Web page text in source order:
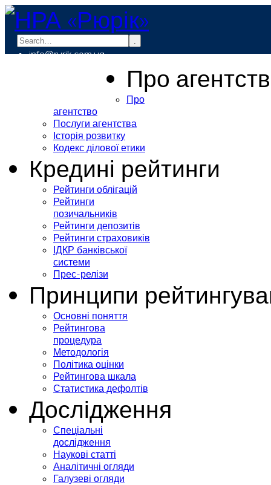
.
info@rurik.com.ua
Про
Про
агентство
Послуги агентства
Історія розвитку
Кодекс ділової етики
Кредині рейтинги
Рейтинги облігацій
Рейтинги
позичальників
Рейтинги депозитів
Рейтинги страховиків
ІДКР банківської
системи
Прес-релізи
Принципи
Основні поняття
Рейтингова
процедура
Методологія
Політика оцінки
Рейтингова шкала
Статистика дефолтів
Дослідження
Спеціальні
дослідження
Наукові статті
Аналітичні огляди
Галузеві огляди